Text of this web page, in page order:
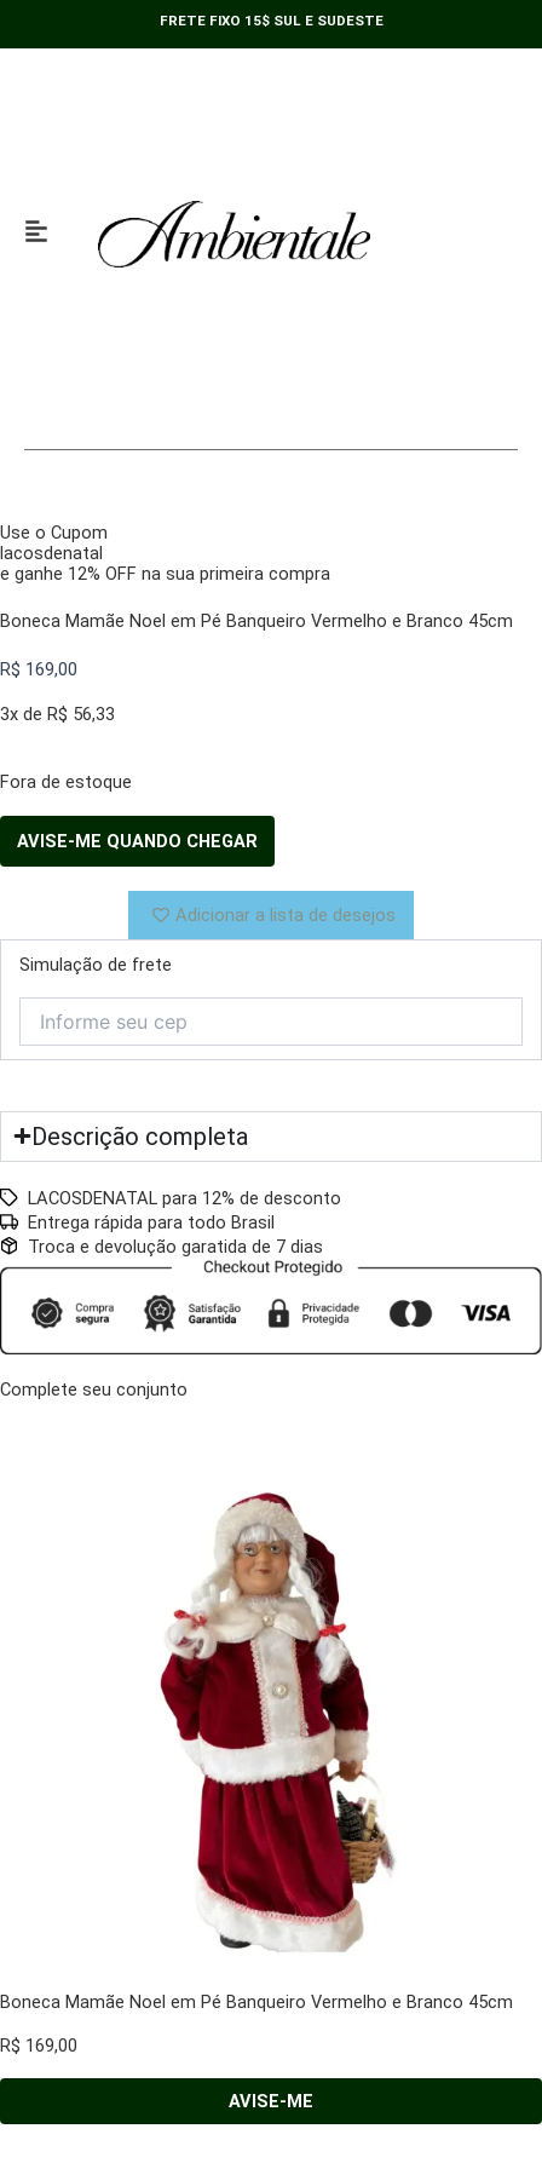
FRETE FIXO 15$ SUL E SUDESTE
Use o Cupom
lacosdenatal
e ganhe 12% OFF na sua primeira compra
Boneca Mamãe Noel em Pé Banqueiro Vermelho e Branco 45cm
R$ 169,00
3x de R$ 56,33
Fora de estoque
Adicionar a lista de desejos
Simulação de frete
Descrição completa
LACOSDENATAL para 12% de desconto
Entrega rápida para todo Brasil
Troca e devolução garatida de 7 dias
Complete seu conjunto
Boneca Mamãe Noel em Pé Banqueiro Vermelho e Branco 45cm
R$ 169,00
AVISE-ME